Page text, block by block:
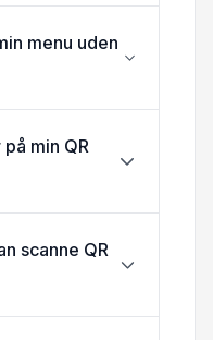
menu uden
min QR
scanne QR